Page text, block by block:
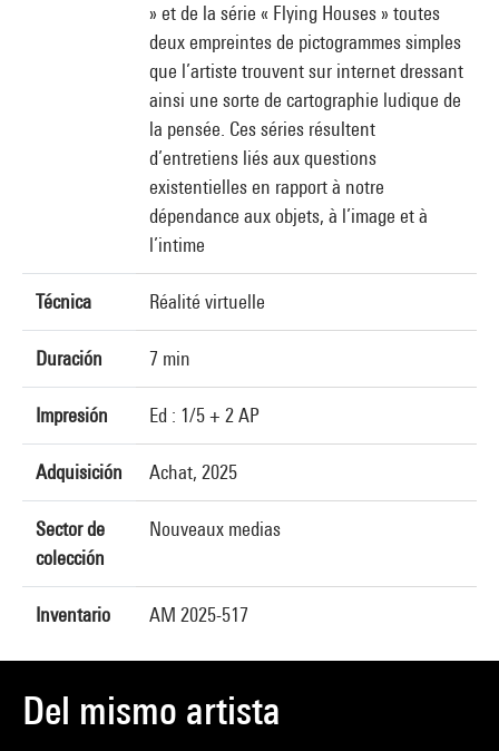
» et de la série « Flying Houses » toutes
deux empreintes de pictogrammes simples
que l’artiste trouvent sur internet dressant
ainsi une sorte de cartographie ludique de
la pensée. Ces séries résultent
d’entretiens liés aux questions
existentielles en rapport à notre
dépendance aux objets, à l’image et à
l’intime
Técnica Réalité virtuelle
Duración 7 min
Impresión Ed : 1/5 + 2 AP
Adquisición Achat, 2025
Sector de
colección
Nouveaux medias
Inventario AM 2025-517
Del mismo artista